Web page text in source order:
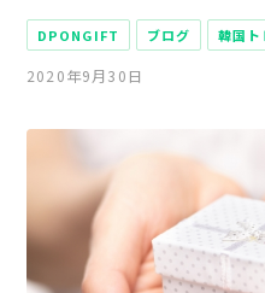
DPONGIFT ブログ 韓国ト
2020年9月30日